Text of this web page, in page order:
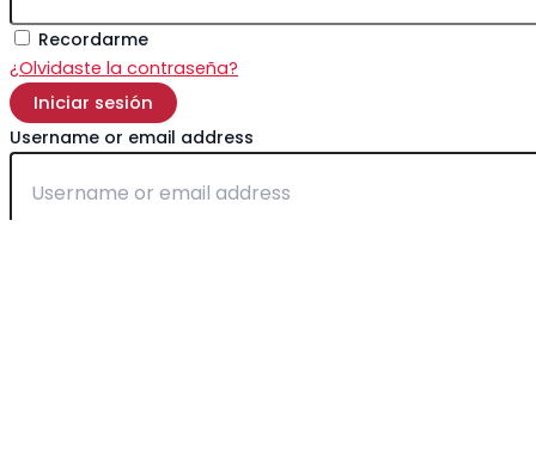
Recordarme
¿Olvidaste la contraseña?
Iniciar sesión
Username or email address